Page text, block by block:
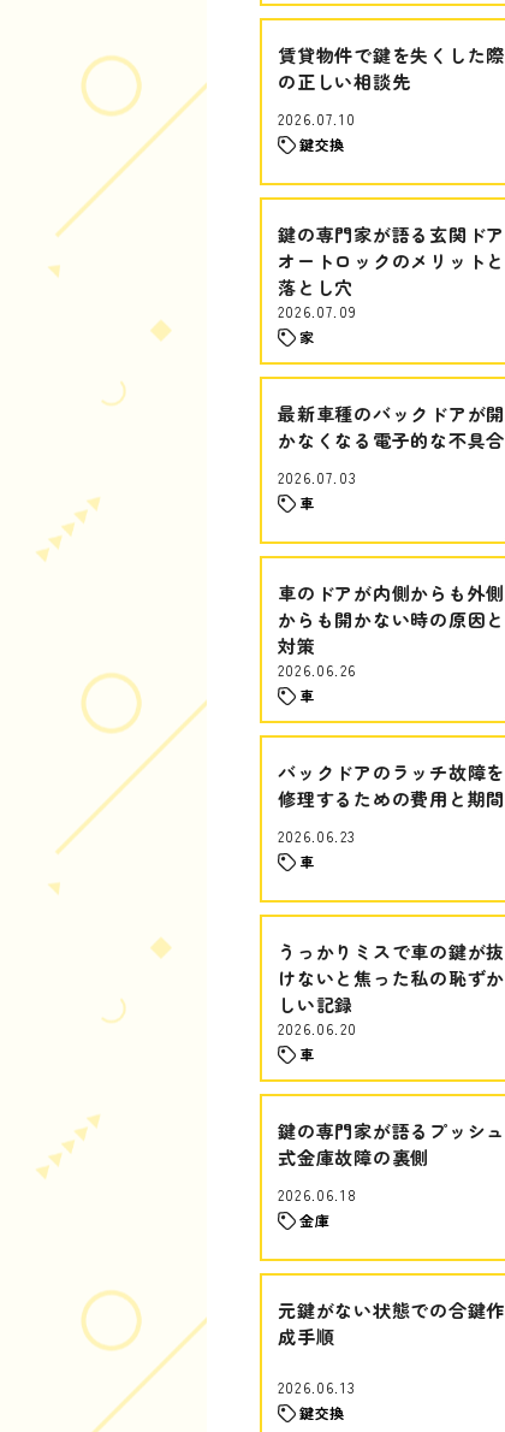
賃貸物件で鍵を失くした際
の正しい相談先
2026.07.10
鍵交換
鍵の専門家が語る玄関ドア
オートロックのメリットと
落とし穴
2026.07.09
家
最新車種のバックドアが開
かなくなる電子的な不具合
2026.07.03
車
車のドアが内側からも外側
からも開かない時の原因と
対策
2026.06.26
車
バックドアのラッチ故障を
修理するための費用と期間
2026.06.23
車
うっかりミスで車の鍵が抜
けないと焦った私の恥ずか
しい記録
2026.06.20
車
鍵の専門家が語るプッシュ
式金庫故障の裏側
2026.06.18
金庫
元鍵がない状態での合鍵作
成手順
2026.06.13
鍵交換